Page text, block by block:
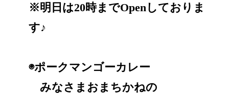
※明日は20時までOpenしておりま
す♪
◉ポークマンゴーカレー
みなさまおまちかねの